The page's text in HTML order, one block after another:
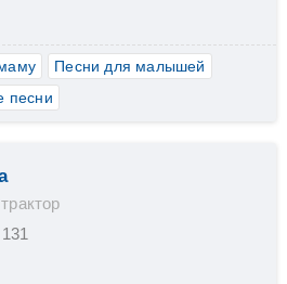
Песни для малышей
песни